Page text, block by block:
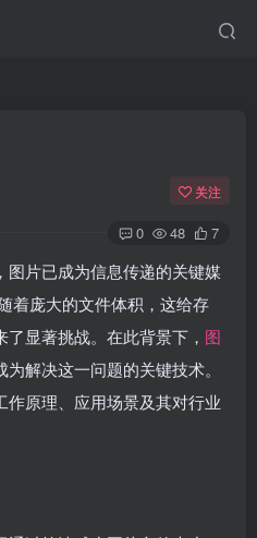
关注
0 48 7
片已成为信息传递的关键媒
着庞大的文件体积，这给存
显著挑战。在此背景下， 图
解决这一问题的关键技术。
原理、应用场景及其对行业